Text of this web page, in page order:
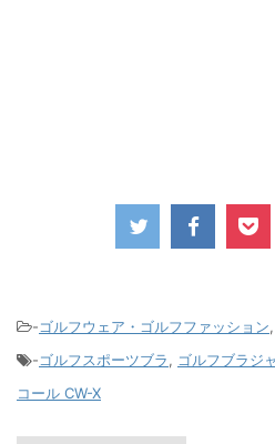
-ゴルフウェア・ゴルフファッション,
-ゴルフスポーツブラ, ゴルフブラジ
コール CW-X